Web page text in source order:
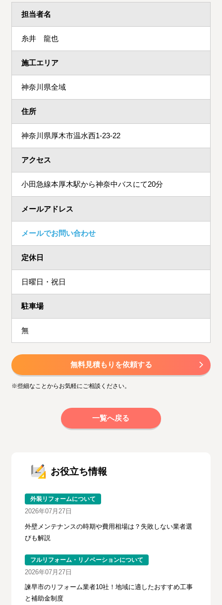
担当者名
糸井 龍也
施工エリア
神奈川県全域
住所
神奈川県厚木市温水西1-23-22
アクセス
小田急線本厚木駅から神奈中バスにて20分
メールアドレス
メールでお問い合わせ
定休日
日曜日・祝日
駐車場
無
無料見積もりを依頼する
※些細なことからお気軽にご相談ください。
一覧へ戻る
お役立ち情報
外装リフォームについて
2026年07月27日
外壁メンテナンスの時期や費用相場は？失敗しない業者選
びも解説
フルリフォーム・リノベーションについて
2026年07月27日
諫早市のリフォーム業者10社！地域に適したおすすめ工事
と補助金制度